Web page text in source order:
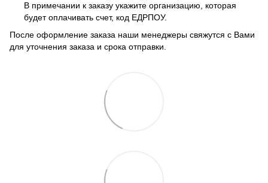
В примечании к заказу укажите организацию, которая
будет оплачивать счет, код ЕДРПОУ.
После оформление заказа наши менеджеры свяжутся с Вами
для уточнения заказа и срока отправки.